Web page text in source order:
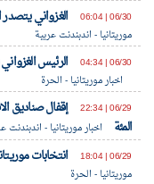
06/30 | 06:04
الغزواني يتصدر
موريتانيا - اندبندنت عربية
06/30 | 04:34
الرئيس
اخبار موريتانيا - الحرة
06/29 | 22:34
المئة
اخبار موريتانيا - اندبندنت
06/29 | 18:04
انتخابات
موريتانيا - الحرة